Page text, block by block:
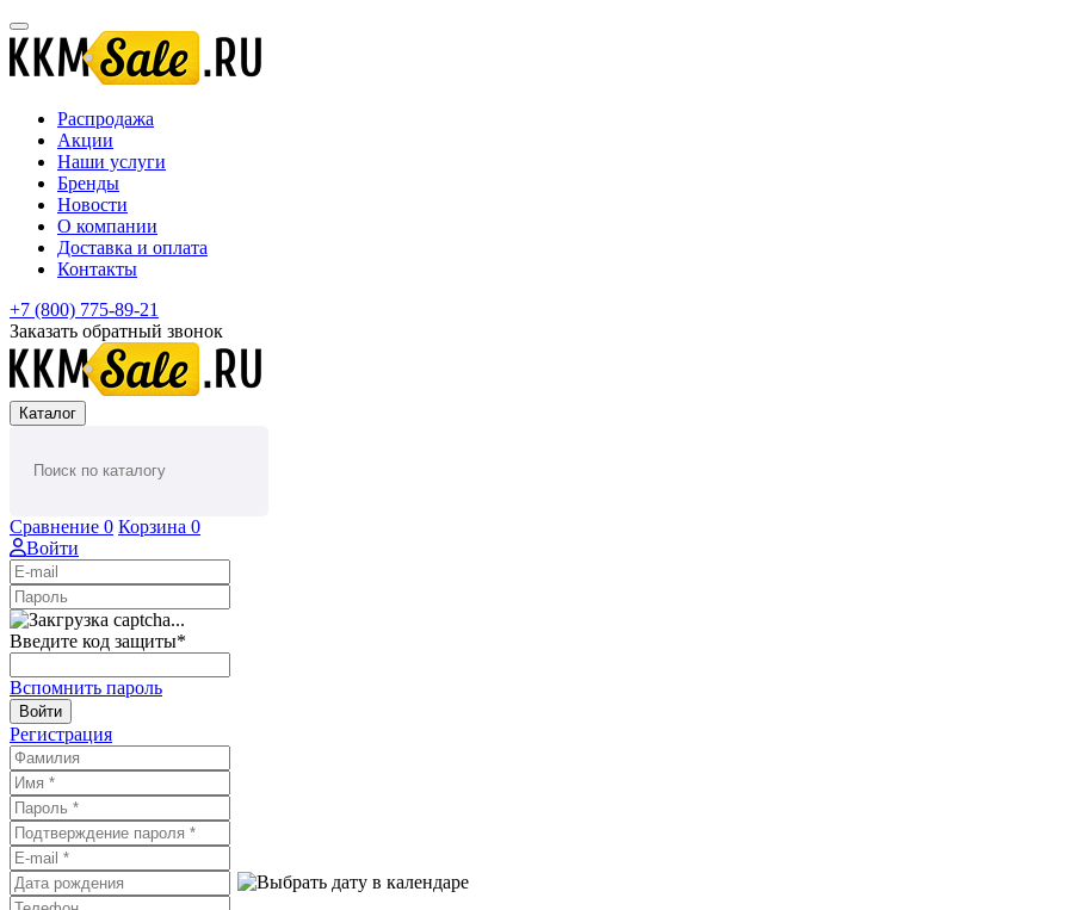
Распродажа
Акции
Наши услуги
Бренды
Новости
О компании
Доставка и оплата
Контакты
+7 (800) 775-89-21
Заказать обратный звонок
Каталог
Сравнение 0 Корзина 0
Войти
Введите код защиты*
Вспомнить пароль
Войти
Регистрация